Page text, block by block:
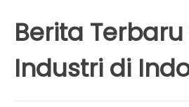
Berita
Industri di